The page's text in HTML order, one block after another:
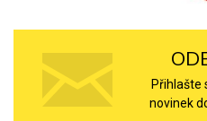
Přihlašte
novinek